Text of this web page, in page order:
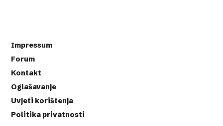
Impressum
Forum
Kontakt
Oglašavanje
Uvjeti korištenja
Politika privatnosti